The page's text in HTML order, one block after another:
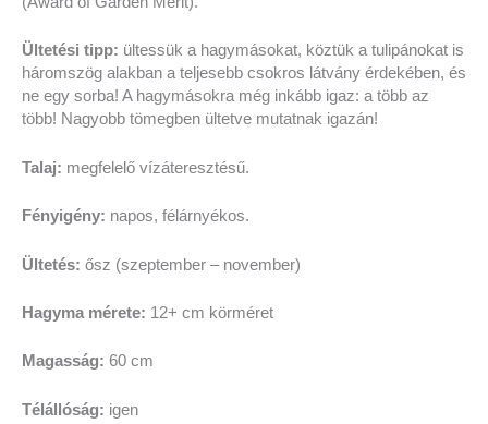
Ültetési tipp: ültessük a hagymásokat, köztük a tulipánokat is
háromszög alakban a teljesebb csokros látvány érdekében, és
ne egy sorba! A hagymásokra még inkább igaz: a több az
több! Nagyobb tömegben ültetve mutatnak igazán!
Talaj: megfelelő vízáteresztésű.
Fényigény: napos, félárnyékos.
Ültetés: ősz (szeptember – november)
Hagyma mérete: 12+ cm körméret
Magasság: 60 cm
Télállóság: igen